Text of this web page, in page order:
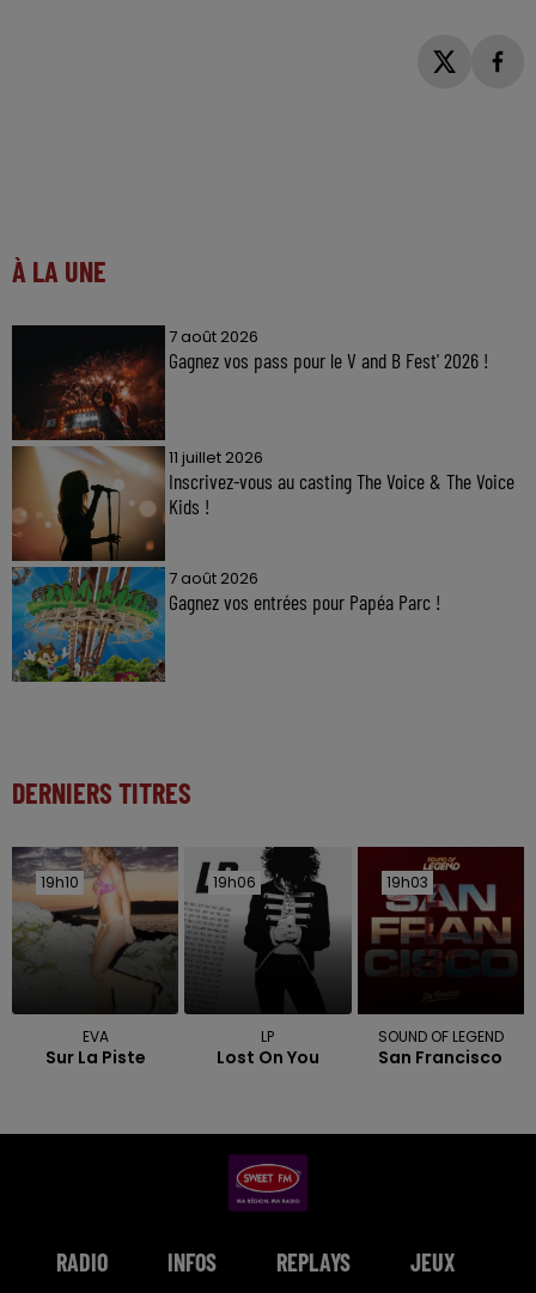
À LA UNE
7 août 2026
Gagnez vos pass pour le V and B Fest' 2026 !
11 juillet 2026
Inscrivez-vous au casting The Voice & The Voice
Kids !
7 août 2026
Gagnez vos entrées pour Papéa Parc !
DERNIERS TITRES
19h10
19h10
EVA
Sur La Piste
19h06
19h06
LP
Lost On You
19h03
19h03
SOUND OF LEGEND
San Francisco
RADIO INFOS REPLAYS JEUX